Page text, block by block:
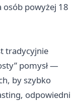
osób powyżej 18
tradycyjnie
pomysł —
by szybko
odpowiedni